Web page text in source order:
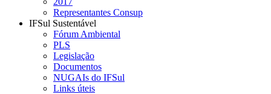
Representantes Consup
IFSul Sustentável
Fórum Ambiental
PLS
Legislação
Documentos
NUGAIs do IFSul
Links úteis